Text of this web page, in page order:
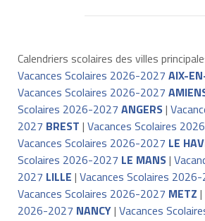
Calendriers scolaires des villes
Vacances Scolaires 2026-2027 AIX-
Vacances Scolaires 2026-2027
Scolaires 2026-2027 ANGERS|
2027 BREST | Vacances Scolaires
Vacances Scolaires 2026-2027 LE
Scolaires 2026-2027 LE MANS|
2027 LILLE | Vacances Scolaires
Vacances Scolaires 2026-2027 METZ |
2026-2027 NANCY| Vacances